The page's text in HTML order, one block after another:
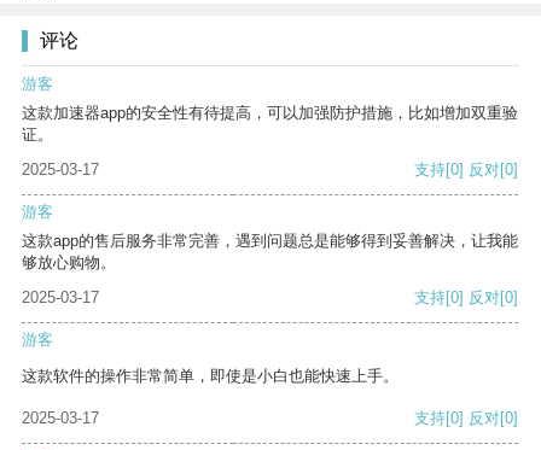
评论
游客
这款加速器app的安全性有待提高，可以加强防护措施，比如增加双重验
证。
2025-03-17
支持[0] 反对[0]
游客
这款app的售后服务非常完善，遇到问题总是能够得到妥善解决，让我能
够放心购物。
2025-03-17
支持[0] 反对[0]
游客
这款软件的操作非常简单，即使是小白也能快速上手。
2025-03-17 支持[0] 反对[0]